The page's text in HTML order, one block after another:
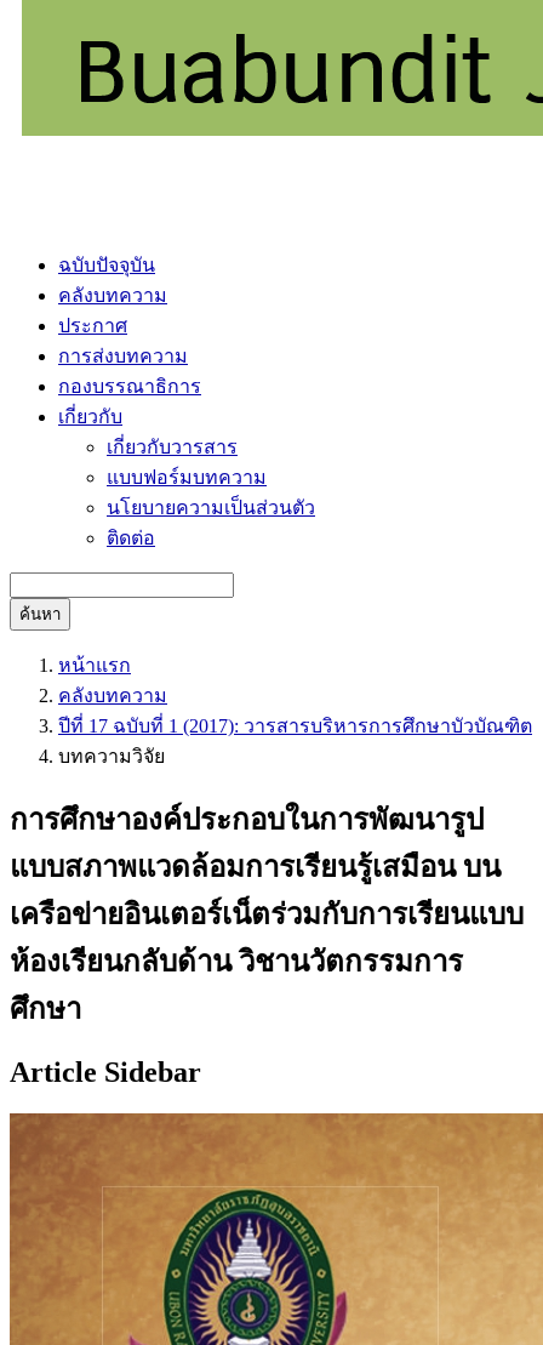
ฉบับปัจจุบัน
คลังบทความ
ประกาศ
การส่งบทความ
กองบรรณาธิการ
เกี่ยวกับ
เกี่ยวกับวารสาร
แบบฟอร์มบทความ
นโยบายความเป็นส่วนตัว
ติดต่อ
ค้นหา
หน้าแรก
คลังบทความ
ปีที่ 17 ฉบับที่ 1 (2017): วารสารบริหารการศึกษาบัวบัณฑิต
บทความวิจัย
การศึกษาองค์ประกอบในการพัฒนารูป
แบบสภาพแวดล้อมการเรียนรู้เสมือน บน
เครือข่ายอินเตอร์เน็ตร่วมกับการเรียนแบบ
ห้องเรียนกลับด้าน วิชานวัตกรรมการ
ศึกษา
Article Sidebar